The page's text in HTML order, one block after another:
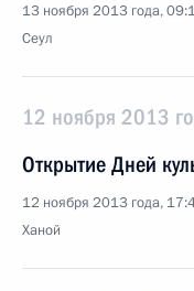
13 ноября 2013 года,
Сеул
12 ноября 2013
Открытие Дней
12 ноября 2013 года,
Ханой